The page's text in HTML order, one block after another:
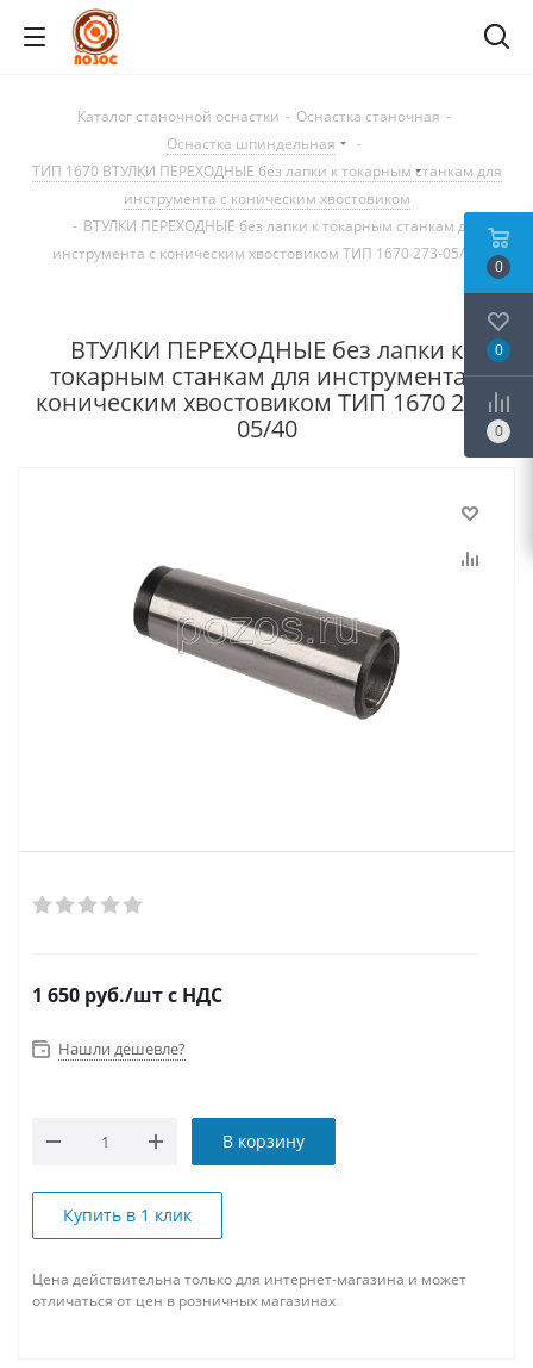
Каталог станочной оснастки - Оснастка станочная -
Оснастка шпиндельная
-
ТИП 1670 ВТУЛКИ ПЕРЕХОДНЫЕ без лапки к токарным станкам для
инструмента с коническим хвостовиком
- ВТУЛКИ ПЕРЕХОДНЫЕ без лапки к токарным станкам для
инструмента с коническим хвостовиком ТИП 1670 273-05/40
ВТУЛКИ ПЕРЕХОДНЫЕ без лапки к
токарным станкам для инструмента с
коническим хвостовиком ТИП 1670 273-
05/40
1 650 руб./штс НДС
Нашли дешевле?
В корзину
Купить в 1 клик
Цена действительна только для интернет-магазина и может
отличаться от цен в розничных магазинах
0
0
0